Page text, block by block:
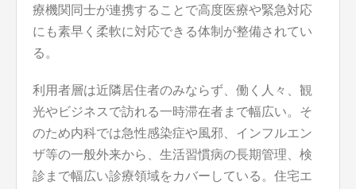
療機関同士が連携することで高度医療や緊急対応
にも素早く柔軟に対応できる体制が整備されてい
る。
利用者層は近隣居住者のみならず、働く人々、観
光やビジネスで訪れる一時滞在者まで幅広い。そ
のため内科では急性感染症や風邪、インフルエン
ザ等の一般外来から、生活習慣病の長期管理、検
診まで幅広い診療領域をカバーしている。住宅エ